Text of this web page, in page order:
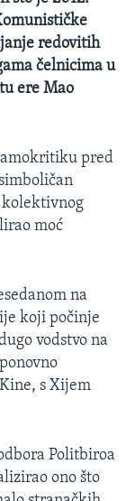
redovitih
čelnicima u
ere Mao
pred
moć
na
koji počinje
vodstvo na
s Xijem
Politbiroa
ono što